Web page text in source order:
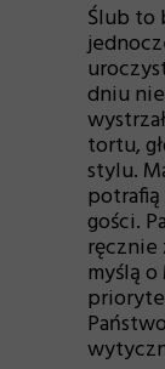
Ślub to
dniu
tortu,
stylu.
gości.
ręcznie
myślą